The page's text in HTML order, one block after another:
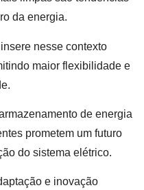
da energia.
nesse contexto
maior flexibilidade e
de energia
prometem um futuro
do sistema elétrico.
e inovação